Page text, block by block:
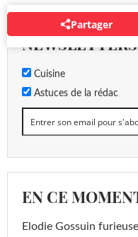
Partager
NEWSLETTERS
Cuisine
Astuces de la rédac
EN CE
Elodie Gossuin